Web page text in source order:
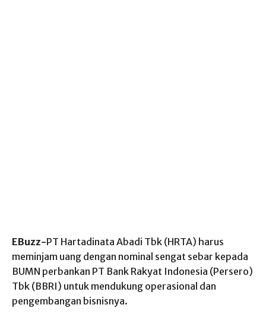
EBuzz-PT Hartadinata Abadi Tbk (HRTA) harus
meminjam uang dengan nominal sengat sebar kepada
BUMN perbankan PT Bank Rakyat Indonesia (Persero)
Tbk (BBRI) untuk mendukung operasional dan
pengembangan bisnisnya.